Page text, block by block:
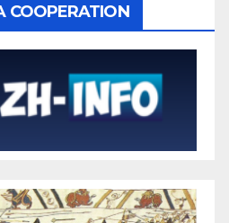
COOPERATION